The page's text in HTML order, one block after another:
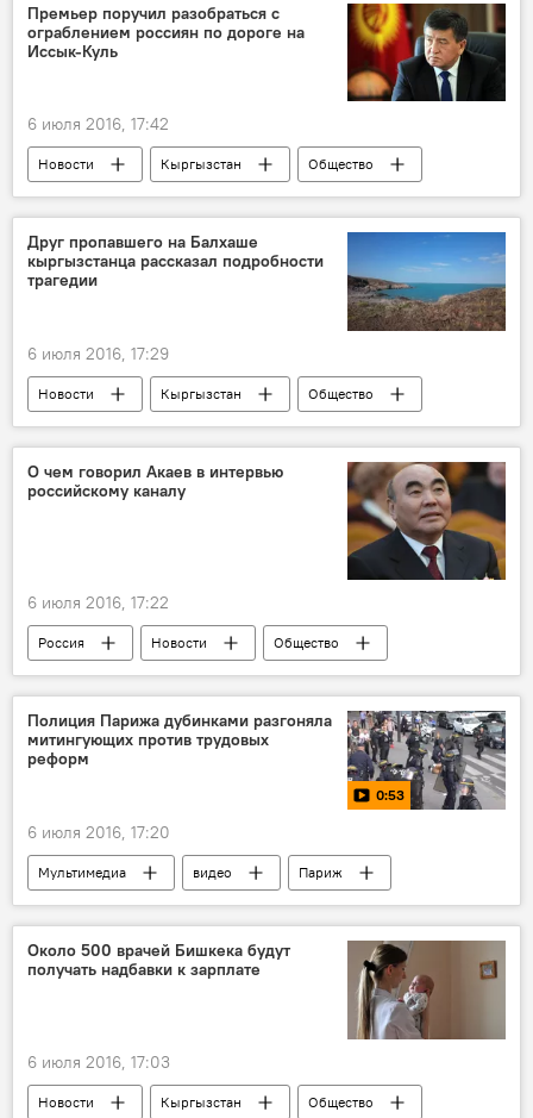
аэропорт
террорист
паспорт
террористическая организация "Исламское государство"
Премьер поручил разобраться с
ограблением россиян по дороге на
Иссык-Куль
6 июля 2016, 17:42
Новости Кыргызстан
Общество
Иссык-Куль
МВД
правительство
грабеж
Дело об ограблении российских туристов в КР
Друг пропавшего на Балхаше
кыргызстанца рассказал подробности
трагедии
6 июля 2016, 17:29
Новости Кыргызстан Общество
О чем говорил Акаев в интервью
российскому каналу
6 июля 2016, 17:22
Россия Новости
Общество
В мире
Аскар Акаев
президент
интервью
Полиция Парижа дубинками разгоняла
митингующих против трудовых
реформ
0:53
6 июля 2016, 17:20
Мультимедиа видео
Париж
задержание
демонстрация
полиция
Около 500 врачей Бишкека будут
получать надбавки к зарплате
6 июля 2016, 17:03
Новости Кыргызстан
Общество